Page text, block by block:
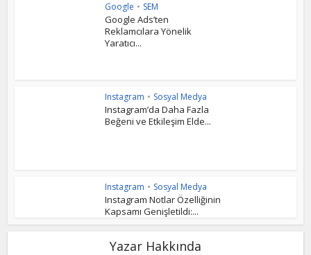
Google • SEM
Google Ads’ten
Reklamcılara Yönelik
Yaratıcı...
Instagram • Sosyal Medya
Instagram’da Daha Fazla
Beğeni ve Etkileşim Elde...
Instagram • Sosyal Medya
Instagram Notlar Özelliğinin
Kapsamı Genişletildi:...
Yazar Hakkında